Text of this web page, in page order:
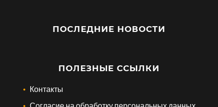
ПОСЛЕДНИЕ НОВОСТИ
ПОЛЕЗНЫЕ ССЫЛКИ
Контакты